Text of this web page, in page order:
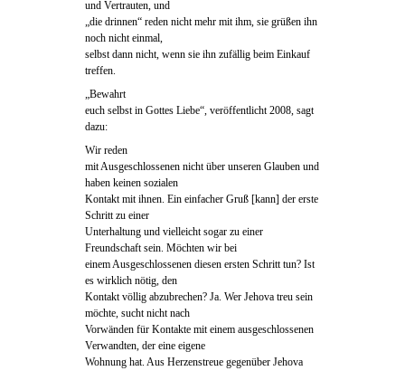
und Vertrauten, und
„die drinnen“ reden nicht mehr mit ihm, sie grüßen ihn
noch nicht einmal,
selbst dann nicht, wenn sie ihn zufällig beim Einkauf
treffen.
„Bewahrt
euch selbst in Gottes Liebe“, veröffentlicht 2008, sagt
dazu:
Wir reden
mit Ausgeschlossenen nicht über unseren Glauben und
haben keinen sozialen
Kontakt mit ihnen. Ein einfacher Gruß [kann] der erste
Schritt zu einer
Unterhaltung und vielleicht sogar zu einer
Freundschaft sein. Möchten wir bei
einem Ausgeschlossenen diesen ersten Schritt tun? Ist
es wirklich nötig, den
Kontakt völlig abzubrechen? Ja. Wer Jehova treu sein
möchte, sucht nicht nach
Vorwänden für Kontakte mit einem ausgeschlossenen
Verwandten, der eine eigene
Wohnung hat. Aus Herzenstreue gegenüber Jehova